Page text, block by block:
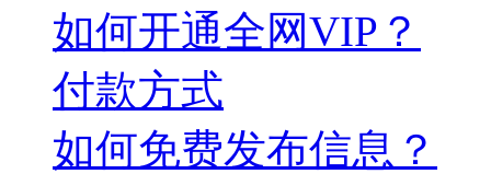
如何开通全网VIP？
付款方式
如何免费发布信息？